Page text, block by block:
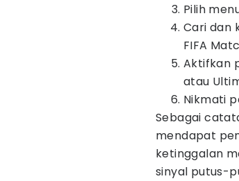
Pilih
Cari dan
FIFA
Aktifkan
atau
Nikmati
Sebagai
mendapat
ketinggalan
sinyal putus-